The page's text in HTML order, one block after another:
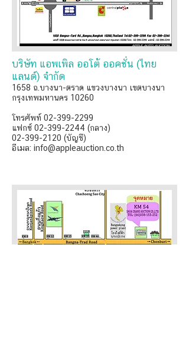
บริษัท แอพเพิล ออโต้ ออคชั่น (ไทย
แลนด์) จำกัด
1658 ถ.บางนา-ตราด แขวงบางนา เขตบางนา
กรุงเทพมหานคร 10260
โทรศัพท์ 02-399-2299
แฟกซ์ 02-399-2244 (กลาง)
02-399-2120 (บัญชี)
อีเมล: info@appleauction.co.th